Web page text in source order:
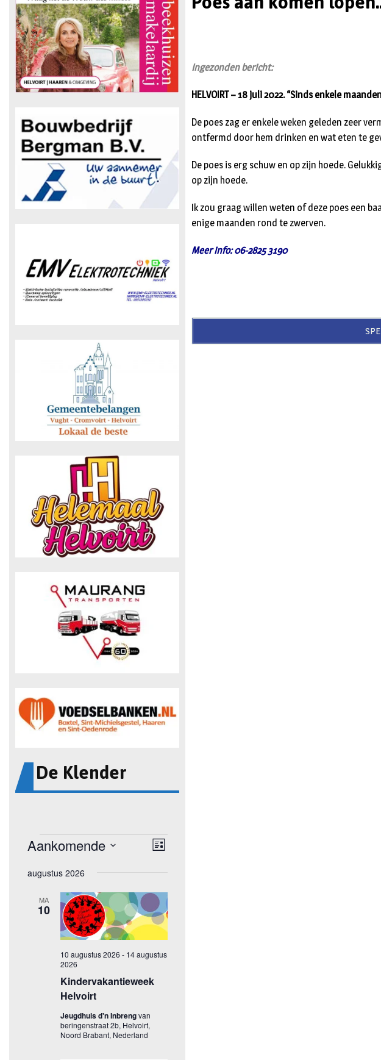
De Klender
Ingezonden bericht:
HELVOIRT – 18 juli 2022. “Sinds enkele
De poes zag er enkele weken geleden zeer
ontfermd door hem drinken en wat eten te
De poes is erg schuw en op zijn hoede.
op zijn hoede.
Ik zou graag willen weten of deze poes een
enige maanden rond te zwerven.
Meer info: 06-2825 3190